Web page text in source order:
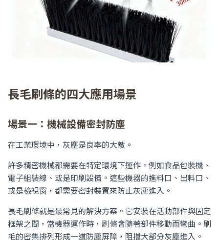
長毛刷條的四大應用場景
場景一：機械設備密封防塵
在工業環境中，灰塵是良率的大敵。
許多精密機械都需要在特定環境下運作。例如食品包裝機、
電子組裝線、或是印刷設備。這些機器的進料口、出料口、
或是檢視窗，都需要密封裝置來防止灰塵進入。
長毛刷條就是最常見的解決方案。它安裝在活動部件與固定
框架之間，當機器運作時，刷條會隨著部件移動而彎曲。刷
毛的密集排列形成一道防塵屏障，阻擋大部分灰塵進入。